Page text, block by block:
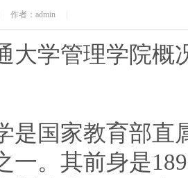
作者：admin
大学管理学院概
是国家教育部直
一。其前身是